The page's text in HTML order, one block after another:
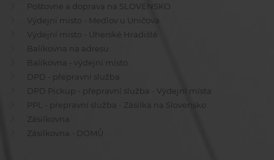
Poštovné a doprava na SLOVENSKO
Výdejní místo - Medlov u Uničova
Výdejní místo - Uherské Hradiště
Balíkovna na adresu
Balíkovna - výdejní místo
DPD - přepravní služba
DPD Pickup - přepravní služba - Výdejní místa
PPL - přepravní služba - Zásilka na Slovensko
Zásilkovna
Zásilkovna - DOMŮ